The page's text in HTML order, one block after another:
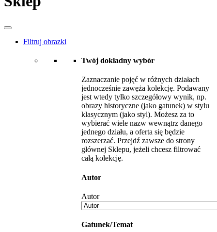
Filtruj obrazki
Twój dokładny wybór
Zaznaczanie pojęć w różnych działach
jednocześnie zawęża kolekcję. Podawany
jest wtedy tylko szczegółowy wynik, np.
obrazy historyczne (jako gatunek) w stylu
klasycznym (jako styl). Możesz za to
wybierać wiele nazw wewnątrz danego
jednego działu, a oferta się będzie
rozszerzać. Przejdź zawsze do strony
głównej Sklepu, jeżeli chcesz filtrować
całą kolekcję.
Autor
Autor
Gatunek/Temat